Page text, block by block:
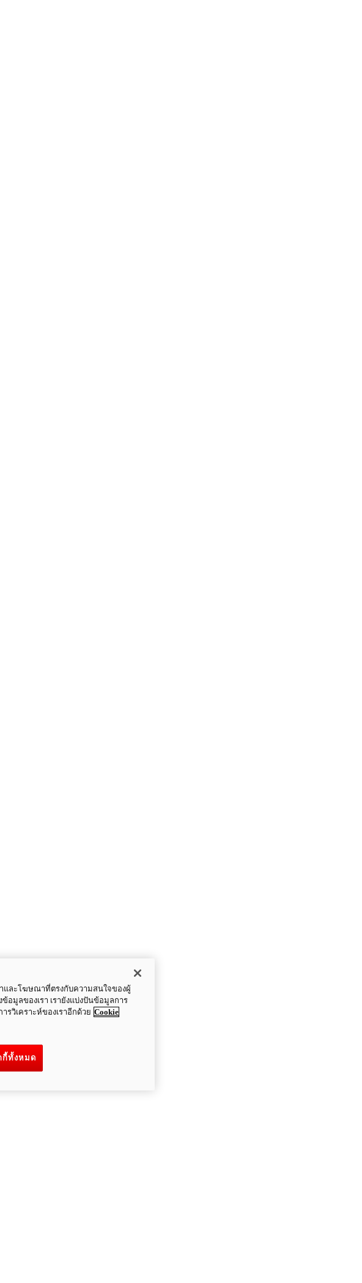
าและโฆษณาที่ตรงกับความสนใจของผู้
อมูลของเรา เรายังแบ่งปันข้อมูลการ
วิเคราะห์ของเราอีกด้วย Cookie
กี้ทั้งหมด